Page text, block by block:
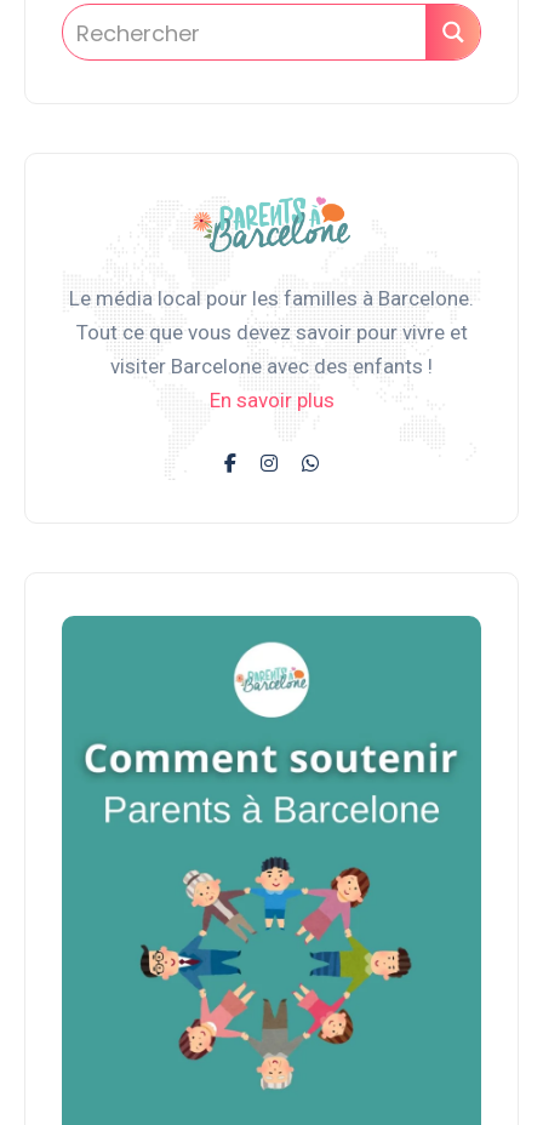
Le média local pour les familles à Barcelone.
Tout ce que vous devez savoir pour vivre et
visiter Barcelone avec des enfants !
En savoir plus